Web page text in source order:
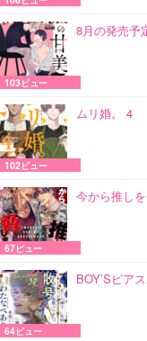
8月の発売予
103ビュー
ムリ婚。 4
102ビュー
今から推し
67ビュー
BOY’Sピア
64ビュー